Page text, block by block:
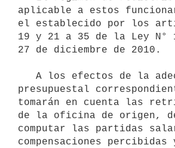
aplicable a estos
el establecido por los
19 y 21 a 35 de la Ley N°
27 de diciembre de 2010.
presupuestal
tomarán en cuenta las
de la oficina de origen,
computar las partidas
compensaciones percibidas